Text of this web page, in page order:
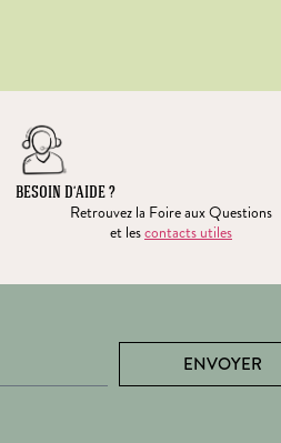
BESOIN D’AIDE ?
Retrouvez la Foire aux Questions
et lescontacts utiles
ENVOYER